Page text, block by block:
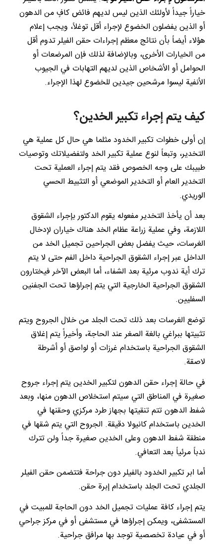
خياراً جيداً لأولئك الذين ليس لديهم فائض كافٍ من الدهون
أو الذين يفضلون الخضوع لإجراء أقل توغلاً، ويجب إعلام
هؤلاء أيضاً بأن نتائج معظم إجراءات حقن الفيلر تدوم أقل
من الخيارات الأخرى، وبالإضافة لذلك فإن المرضعات أو
الحوامل أو الأشخاص الذين لديهم التهابات في الجيوب
الأنفية ليسوا مرشحين جيدين للخضوع لهذا الإجراء.
كيف يتم إجراء تكبير الخدين؟
إن أولى خطوات تكبير الخدود مثلما هي حال كل عملية هي
التخدير، وتبعاً لنوع عملية تكبير الخد ولتفضيلاتك وتوصيات
طبيبك على وجه الخصوص فقد يتم إجراء العملية تحت
التخدير العام أو التخدير الموضعي أو التثبيط الحسي
الوريدي.
بعد أن يأخذ التخدير مفعوله يقوم الدكتور بإجراء الشقوق
اللازمة، وفي عملية زراعة عظام الخد هناك خياران لإدخال
الغرسات، حيث يفضل بعض الجراحين تجميل الخد من
الداخل عبر إجراء الشقوق الجراحية داخل الفم حتى لا يتم
ترك أية ندوب مرئية بعد الشفاء، أما البعض الآخر فيختارون
الشقوق الجراحية الخارجية التي يتم إجراؤها تحت الجفنين
السفليين.
توضع الغرسات بعد ذلك تحت الجلد من خلال الجروح ويتم
تثبيتها ببراغي بالغة الصغر عند الحاجة، وأخيراً يتم إغلاق
الشقوق الجراحية باستخدام غرزات أو لواصق أو أشرطة
لاصقة.
في حالة إجراء حقن الدهون لتكبير الخدين يتم إجراء جروح
صغيرة في المناطق التي سيتم استخلاص الدهون منها، وبعد
شفط الدهون تتم تنقيتها بجهاز طرد مركزي وحقنها في
الخدين باستخدام كانيولا دقيقة. الجروح التي يتم شقها في
منطقة شفط الدهون وعلى الخدين صغيرة جداً ولن تترك
ندباً مرئياً بعد التعافي.
أما ابر تكبير الخدود بالفيلر دون جراحة فتتضمن حقن الفيلر
الجلدي تحت الجلد باستخدام إبرة حقن.
يتم إجراء كافة عمليات تجميل الخد دون الحاجة للمبيت في
المستشفى، ويمكن إجراؤها في مستشفى أو في مركز جراحي
أو في عيادة تخصصية توجد بها مرافق جراحية.